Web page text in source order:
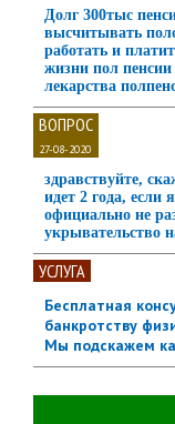
Долг 300тыс
высчитывать
работать и
жизни пол
лекарства
ВОПРОС
27-08-2020
здравствуйте,
идет 2 года,
официально не
укрывательство
УСЛУГА
Бесплатная
банкротству
Мы подскажем